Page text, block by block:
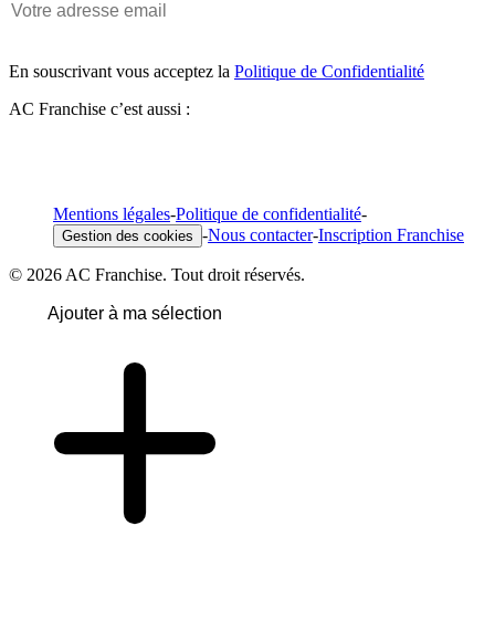
En souscrivant vous acceptez la Politique de Confidentialité
AC Franchise c’est aussi :
Mentions légales-Politique de confidentialité-
Gestion des cookies -Nous contacter-Inscription Franchise
© 2026 AC Franchise. Tout droit réservés.
Ajouter à ma sélection